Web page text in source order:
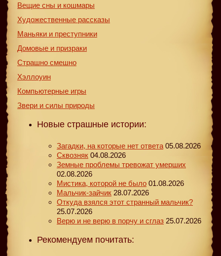
Вещие сны и кошмары
Художественные рассказы
Маньяки и преступники
Домовые и призраки
Страшно смешно
Хэллоуин
Компьютерные игры
Звери и силы природы
Новые страшные истории:
Загадки, на которые нет ответа 05.08.2026
Сквозняк 04.08.2026
Земные проблемы тревожат умерших
02.08.2026
Мистика, которой не было 01.08.2026
Мальчик-зайчик 28.07.2026
Откуда взялся этот странный мальчик?
25.07.2026
Верю и не верю в порчу и сглаз 25.07.2026
Рекомендуем почитать: